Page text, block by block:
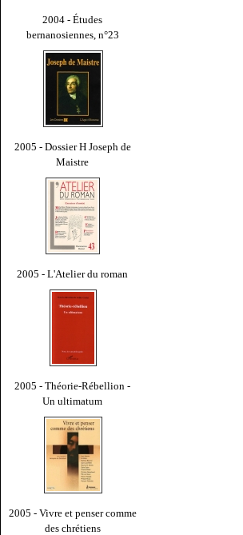
2004 - Études
bernanosiennes, n°23
2005 - Dossier H Joseph de
Maistre
2005 - L'Atelier du roman
2005 - Théorie-Rébellion -
Un ultimatum
2005 - Vivre et penser comme
des chrétiens